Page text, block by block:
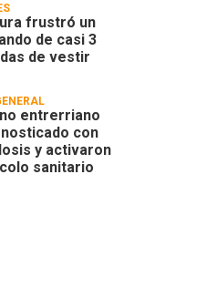
frustró un
de casi 3
de vestir
entrerriano
con
y activaron
sanitario